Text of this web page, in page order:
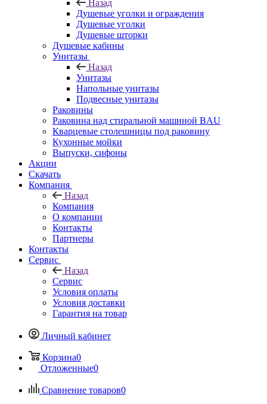
Назад
Душевые уголки и ограждения
Душевые уголки
Душевые шторки
Душевые кабины
Унитазы
Назад
Унитазы
Напольные унитазы
Подвесные унитазы
Раковины
Раковина над стиральной машиной BAU
Кварцевые столешницы под раковину
Кухонные мойки
Выпуски, сифоны
Акции
Скачать
Компания
Назад
Компания
О компании
Контакты
Партнеры
Контакты
Сервис
Назад
Сервис
Условия оплаты
Условия доставки
Гарантия на товар
Личный кабинет
Корзина0
Отложенные0
Сравнение товаров0